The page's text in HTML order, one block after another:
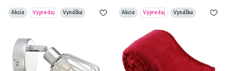
Akcia Výpredaj Vynáška Akcia Výpredaj Vynáška